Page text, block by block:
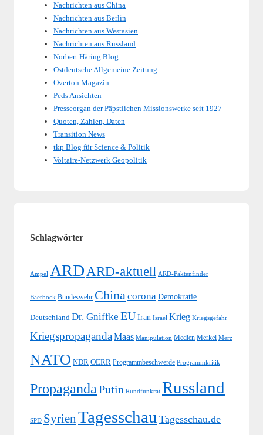
Nachrichten aus China
Nachrichten aus Berlin
Nachrichten aus Westasien
Nachrichten aus Russland
Norbert Häring Blog
Ostdeutsche Allgemeine Zeitung
Overton Magazin
Peds Ansichten
Presseorgan der Päpstlichen Missionswerke seit 1927
Quoten, Zahlen, Daten
Transition News
tkp Blog für Science & Politik
Voltaire-Netzwerk Geopolitik
Schlagwörter
Ampel ARDARD-aktuell ARD-Faktenfinder
Baerbock Bundeswehr Chinacorona Demokratie
Deutschland Dr. Gniffke EUIran Israel Krieg Kriegsgefahr
KriegspropagandaMaas Manipulation Medien Merkel Merz
NATO NDR OERR Programmbeschwerde Programmkritik
Propaganda Putin Rundfunkrat Russland
SPD Syrien Tagesschau Tagesschau.de